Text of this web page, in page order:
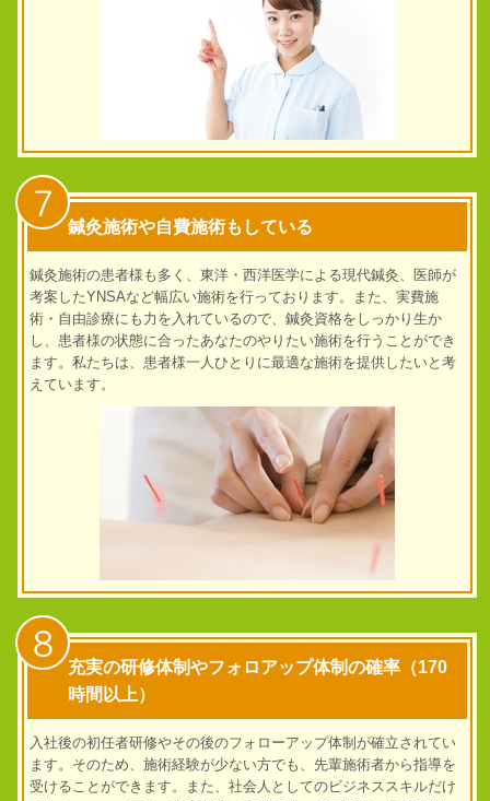
7
鍼灸施術や自費施術もしている
鍼灸施術の患者様も多く、東洋・西洋医学による現代鍼灸、医師が
考案したYNSAなど幅広い施術を行っております。また、実費施
術・自由診療にも力を入れているので、鍼灸資格をしっかり生か
し、患者様の状態に合ったあなたのやりたい施術を行うことができ
ます。 私たちは、患者様一人ひとりに最適な施術を提供したいと考
えています。
8
充実の研修体制やフォロアップ体制の確率（170
時間以上）
入社後の初任者研修やその後のフォローアップ体制が確立されてい
ます。そのため、施術経験が少ない方でも、先輩施術者から指導を
受けることができます。また、社会人としてのビジネススキルだけ